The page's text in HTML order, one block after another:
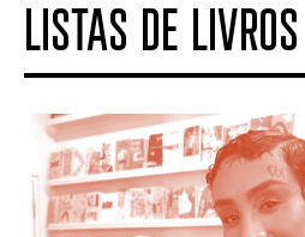
LISTAS DE LIVROS